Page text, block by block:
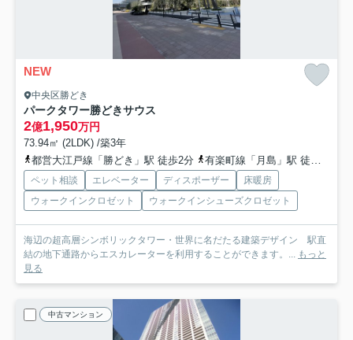
NEW
中央区勝どき
パークタワー勝どきサウス
2億1,950万円
73.94㎡ (2LDK) /築3年
都営大江戸線「勝どき」駅 徒歩2分
有楽町線「月島」駅 徒歩13分
ペット相談 エレベーター ディスポーザー
床暖房
ウォークインクロゼット
ウォークインシューズクロゼット
海辺の超高層シンボリックタワー・世界に名だたる建築デザイン 駅直
結の地下通路からエスカレーターを利用することができます。... もっと
見る
中古マンション